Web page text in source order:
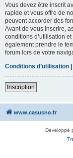
Vous devez être inscrit
rapide et vous offre de
peuvent accorder des
Avant de vous inscrire,
conditions d’utilisation
également prendre le
forum lors de votre
Conditions d’utilisation |
Inscription
www.casusno.fr
Développé